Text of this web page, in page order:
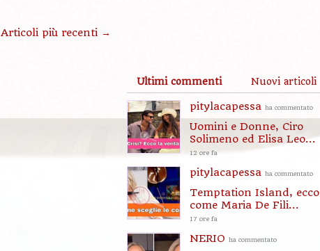
Articoli più recenti →
Ultimi commenti Nuovi articoli
pitylacapessa ha commentato
Uomini e Donne, Ciro
Solimeno ed Elisa Leo...
12 ore fa
pitylacapessa ha commentato
Temptation Island, ecco
come Maria De Fili...
17 ore fa
NERIO ha commentato